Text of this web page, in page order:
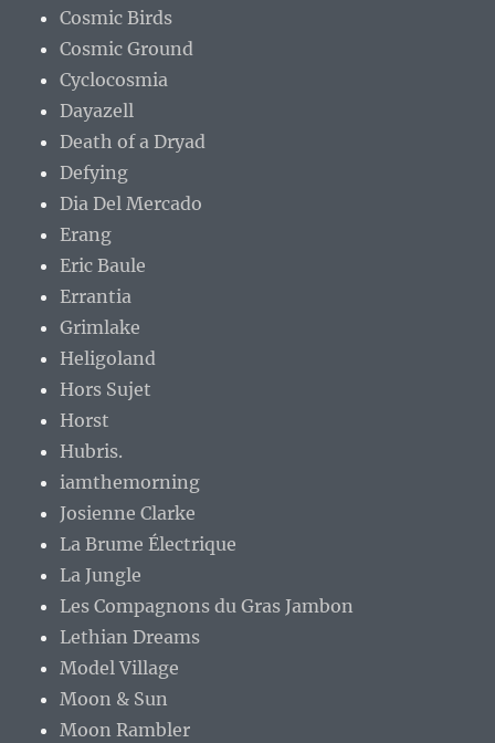
Cosmic Birds
Cosmic Ground
Cyclocosmia
Dayazell
Death of a Dryad
Defying
Dia Del Mercado
Erang
Eric Baule
Errantia
Grimlake
Heligoland
Hors Sujet
Horst
Hubris.
iamthemorning
Josienne Clarke
La Brume Électrique
La Jungle
Les Compagnons du Gras Jambon
Lethian Dreams
Model Village
Moon & Sun
Moon Rambler